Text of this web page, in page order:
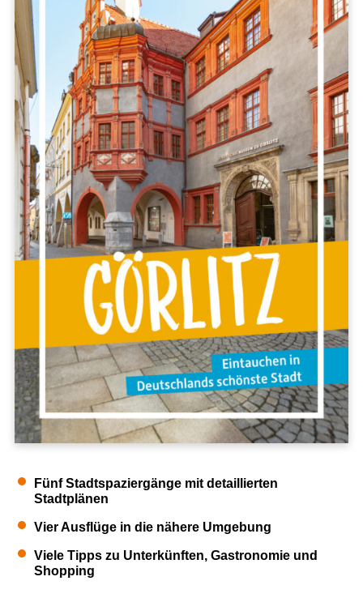
Städte und Reiseregionen
Mit Kindern
Küsten und Strände
Regionen
Berlin & Brandenburg
Mecklenburg-Vorpommern
Nordwestdeutschland
Mitteldeutschland
Nordrhein-Westfalen
Hessen & Rheinland-Pfalz
Süddeutschland
Europa
Polen
VERLAG
Über uns
Unser Team
Jobs
Handel
Presse
NEWS & TIPPS
News
Tipps zum nachhaltigen Reisen
Anleitung zur Nutzung von GPS-Daten
Fünf Stadtspaziergänge mit detaillierten
Stadtplänen
Vier Ausflüge in die nähere Umgebung
Viele Tipps zu Unterkünften, Gastronomie und
Shopping